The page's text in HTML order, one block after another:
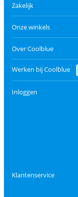
Zakelijk
Onze winkels
Over Coolblue
Werken bij Coolblue
Inloggen
Klantenservice